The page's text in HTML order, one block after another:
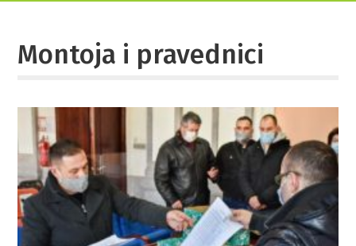
Montoja i pravednici